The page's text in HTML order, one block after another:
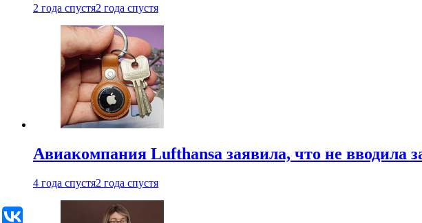
2 года спустя2 года спустя
Авиакомпания Lufthansa заявила, что не вводила
4 года спустя2 года спустя